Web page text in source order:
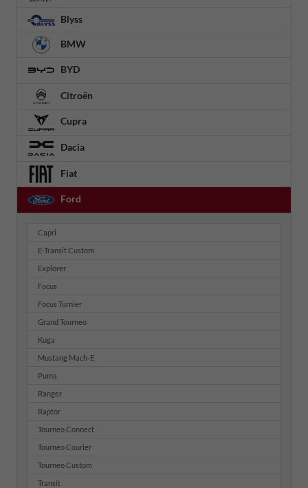
Blyss
BMW
BYD
Citroën
Cupra
Dacia
Fiat
Ford
Capri
E-Transit Custom
Explorer
Focus
Focus Turnier
Grand Tourneo
Kuga
Mustang Mach-E
Puma
Ranger
Raptor
Tourneo Connect
Tourneo Courier
Tourneo Custom
Transit